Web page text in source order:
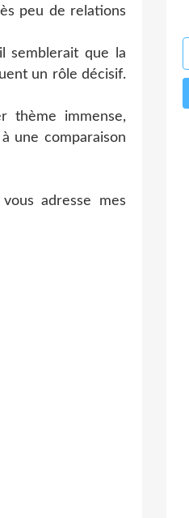
peu de relations
semblerait que la
un rôle décisif.
thème immense,
une comparaison
adresse mes